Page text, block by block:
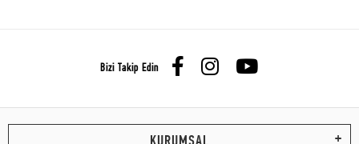
Bizi Takip Edin